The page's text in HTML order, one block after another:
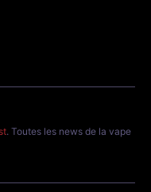
. Toutes les news de la vape